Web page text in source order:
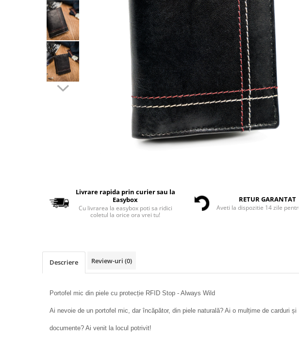
Livrare rapida prin curier sau la
Easybox
Cu livrarea la easybox poti sa ridici
coletul la orice ora vrei tu!
RETUR GARANTAT
Aveti la dispozitie 14 zile
Descriere Review-uri (0)
Portofel mic din piele cu protecție RFID Stop - Always Wild
Ai nevoie de un portofel mic, dar încăpător, din piele naturală? Ai o mulțime de carduri și
documente? Ai venit la locul potrivit!